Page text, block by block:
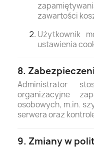
zawartości
Użytkownik
ustawienia
8.
Administrator
organizacyjne
osobowych, m.in.
serwera oraz
9. Zmiany w